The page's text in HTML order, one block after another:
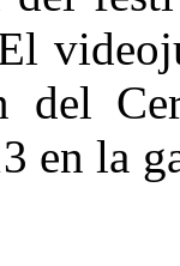
del
en la